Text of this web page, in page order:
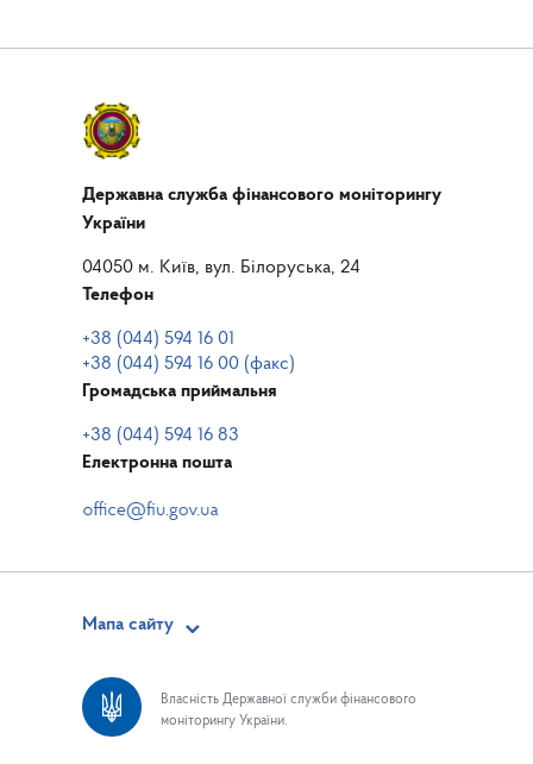
Державна служба фінансового моніторингу
України
04050 м. Київ, вул. Білоруська, 24
Телефон
+38 (044) 594 16 01
+38 (044) 594 16 00 (факс)
Громадська приймальня
+38 (044) 594 16 83
Електронна пошта
Мапа сайту
Власність Державної служби фінансового
моніторингу України.